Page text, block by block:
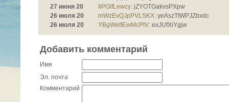
27 июня 20
IiPGlfLewcy: jZYOTGakvsPXpw
26 июля 20
mWzEvQJpPVLSKX: yeAszTtWPJZbxdc
26 июля 20
YBgWefIEwMcPtV: exJUfXiYgjw
Добавить комментарий
Имя
Эл. почта
Комментарий